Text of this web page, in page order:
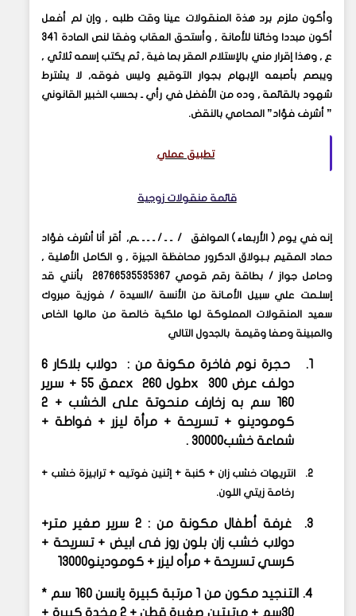
وأكون ملزم برد هذة المنقولات عينا وقت طلبه , وإن لم أفعل
أكون مبددا وخائنا للأمانة , وأستحق العقاب وفقا لنص المادة 341
ع , وهذا إقرار مني بالإستلام المقر بما فية , ثم يكتب إسمه ثلاثي ,
ويبصم بأصبعه الإبهام بجوار التوقيع وليس فوقه, لا يشترط
شهود بالقائمة , وده من الأفضل في رأي ـ بحسب الخبير القانوني
” أشرف فؤاد” المحامي بالنقض.
تطبيق عملي
قائمة منقولات زوجية
إنه في يوم ( الأربعاء ) الموافق / ـ ـ / ـ ـ ـ ـم, أقر أنا أشرف فؤاد
حماد المقيم بـبولاق الدكرور محافظة الجيزة , و الكامل الأهلية ,
وحامل جواز / بطاقة رقم قومي 28766535535367 بأنني قد
إسلـمت علي سبيل الأمـانة من الأنسة /السيدة / فوزية مبروك
سعيد المنقولات المملوكة لها ملكية خالصة من مالها الخاص
والمبينة وصفا وقيمة بالجدول التالي
1.
حجرة نوم فاخرة مكونة من : دولاب بلاكار ٦
دولف عرض ٣٠٠
xطول ٢٦٠ x
عمق ٥٥ + سرير
160 سم به زخارف منحوتة على الخشب + 2
كومودينو + تسريحة + مرأة ليزر + فواطة +
شماعة خشب30000
.
2.
انتريهات خشب زان + كنبة + إثنين فوتيه + ترابيزة خشب +
رخامة زيتي اللون.
3.
غرفة أطفال مكونة من : 2 سرير صغير متر+
دولاب خشب زان بلون روز فى ابيض + تسريحة +
كرسي تسريحة + مرأه ليزر + كومودينو13000
4.
التنجيد مكون من 1 مرتبة كبيرة يانسن 160 سم *
30سم + مرتبتين صغيرة قطن + 2 مخدة كبيرة +